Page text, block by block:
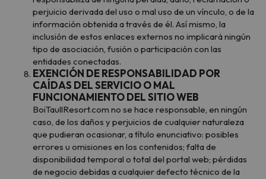
perjuicio derivada del uso o mal uso de un vínculo, o de la
información obtenida a través de él. Así mismo, la
inclusión de estos enlaces externos no implicará ningún
tipo de asociación, fusión o participación con las
entidades conectadas.
EXENCIÓN DE RESPONSABILIDAD POR
CAÍDAS DEL SERVICIO O MAL
FUNCIONAMIENTO DEL SITIO WEB
BoiTaullResort.com no se hace responsable, en ningún
caso, de los daños y perjuicios de cualquier naturaleza
que pudieran ocasionar, a título enunciativo: posibles
errores u omisiones en los contenidos; falta de
disponibilidad temporal o total del portal web; pérdidas
de negocio debidas a cualquier defecto técnico de la